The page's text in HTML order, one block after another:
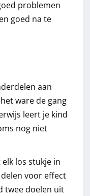
problemen
goed na te
aan
ware de gang
leert je kind
nog niet
los stukje in
voor effect
twee doelen uit